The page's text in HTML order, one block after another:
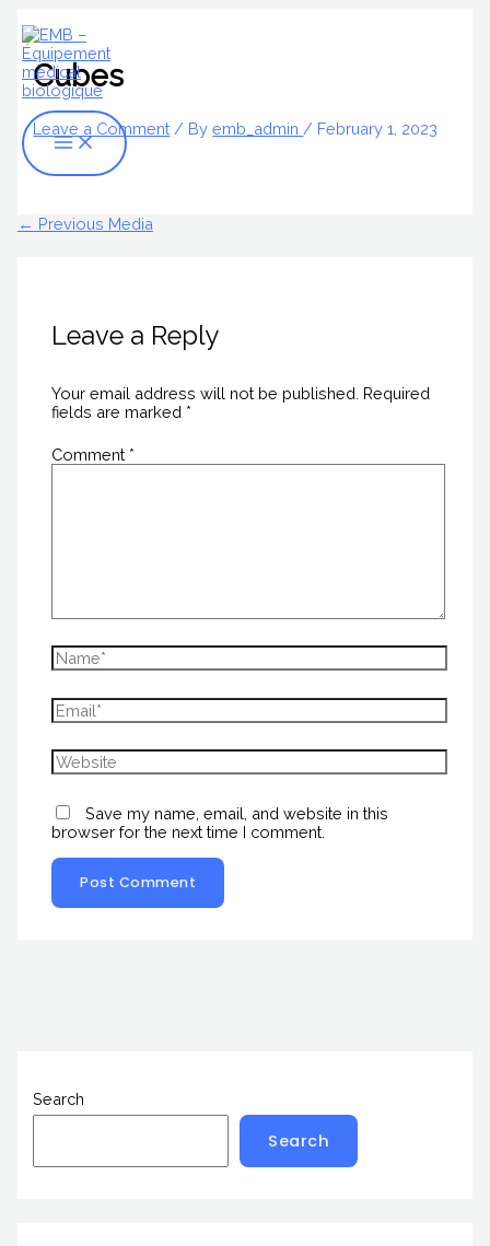
to
content
Menu
Cubes
Leave a Comment / Byemb_admin / February 1, 2023
← Previous Media
Leave a Reply
Your email address will not be published. Required
fields are marked *
Comment *
Save my name, email, and website in this
browser for the next time I comment.
Search
Search
e
a
c
h
o